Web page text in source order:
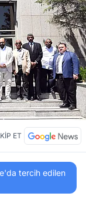
ET
tercih edilen